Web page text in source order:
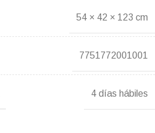
54 × 42 × 123 cm
7751772001001
4 días hábiles